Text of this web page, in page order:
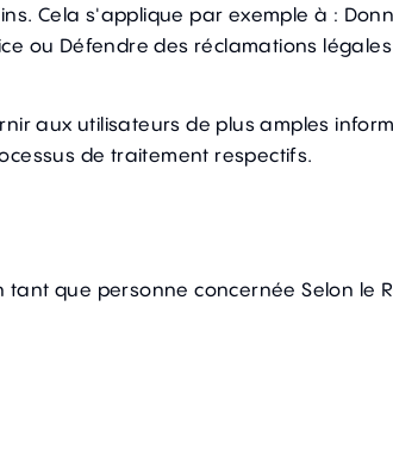
Cela s'applique par exemple à :
ou Défendre des réclamations
aux utilisateurs de plus amples
de traitement respectifs.
que personne concernée Selon le